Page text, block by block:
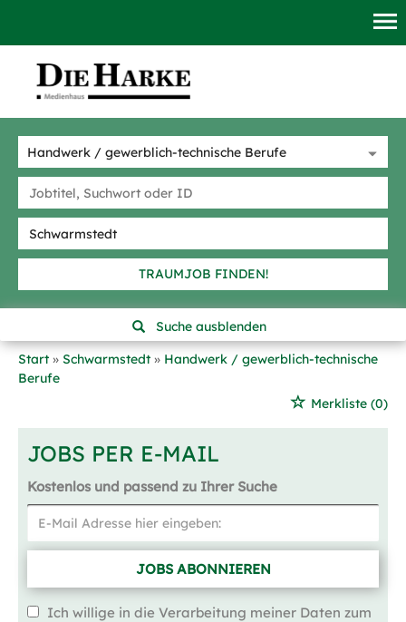
TRAUMJOB FINDEN!
Suche ausblenden
Start
Schwarmstedt
Handwerk / gewerblich-technische
Berufe
Merkliste (0)
JOBS PER E-MAIL
Kostenlos und passend zu Ihrer Suche
JOBS ABONNIEREN
Ich willige in die Verarbeitung meiner Daten zum